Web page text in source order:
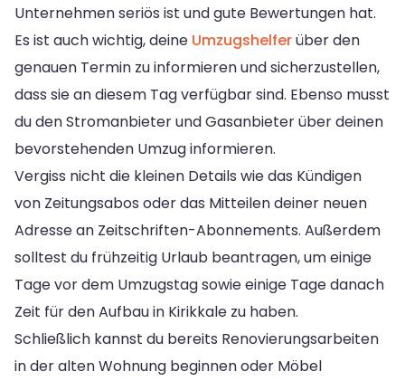
Unternehmen seriös ist und gute Bewertungen hat.
Es ist auch wichtig, deine Umzugshelferüber den
genauen Termin zu informieren und sicherzustellen,
dass sie an diesem Tag verfügbar sind. Ebenso musst
du den Stromanbieter und Gasanbieter über deinen
bevorstehenden Umzug informieren.
Vergiss nicht die kleinen Details wie das Kündigen
von Zeitungsabos oder das Mitteilen deiner neuen
Adresse an Zeitschriften-Abonnements. Außerdem
solltest du frühzeitig Urlaub beantragen, um einige
Tage vor dem Umzugstag sowie einige Tage danach
Zeit für den Aufbau in Kirikkale zu haben.
Schließlich kannst du bereits Renovierungsarbeiten
in der alten Wohnung beginnen oder Möbel